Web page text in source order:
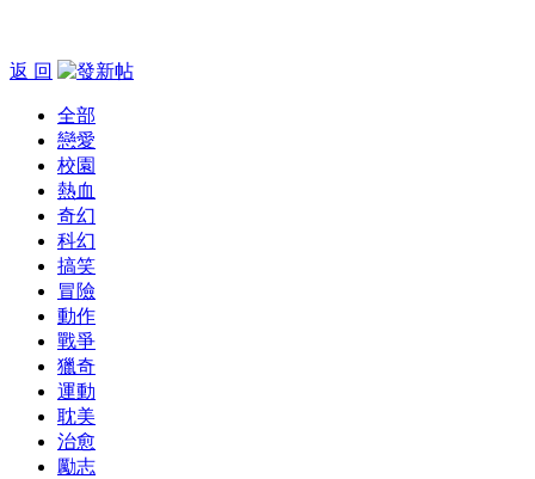
返 回
全部
戀愛
校園
熱血
奇幻
科幻
搞笑
冒險
動作
戰爭
獵奇
運動
耽美
治愈
勵志